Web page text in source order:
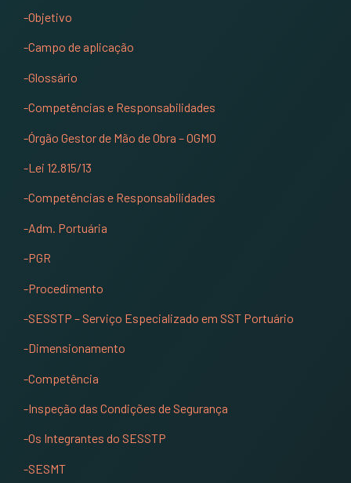
-Objetivo
-Campo de aplicação
-Glossário
-Competências e Responsabilidades
-Órgão Gestor de Mão de Obra – OGMO
-Lei 12.815/13
-Competências e Responsabilidades
-Adm. Portuária
-PGR
-Procedimento
-SESSTP – Serviço Especializado em SST Portuário
-Dimensionamento
-Competência
-Inspeção das Condições de Segurança
-Os Integrantes do SESSTP
-SESMT